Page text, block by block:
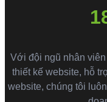
Với đội ngũ nhân
thiết kế website, hỗ
website, chúng tôi